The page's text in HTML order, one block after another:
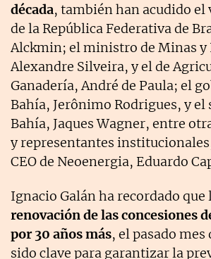
década, también han acudido el
de la República Federativa de
Alckmin; el ministro de Minas y
Alexandre Silveira, y el de
Ganadería, André de Paula; el
Bahía, Jerônimo Rodrigues, y el
Bahía, Jaques Wagner, entre
y representantes
CEO de Neoenergia, Eduardo
Ignacio Galán ha recordado
renovación de las concesiones
por 30 años más, el pasado
sido clave para garantizar la